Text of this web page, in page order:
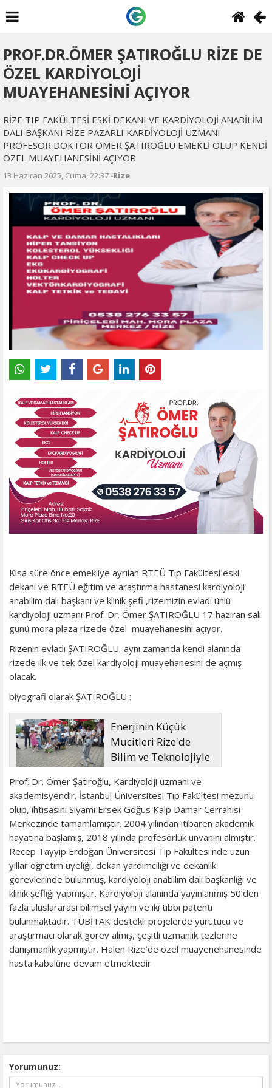
PROF.DR.ÖMER ŞATIROĞLU RİZE DE
ÖZEL KARDİYOLOJİ
MUAYEHANESİNİ AÇIYOR
RİZE TIP FAKÜLTESİ ESKİ DEKANI VE KARDİYOLOJİ ANABİLİM
DALI BAŞKANI RİZE PAZARLI KARDİYOLOJİ UZMANI
PROFESÖR DOKTOR ÖMER ŞATIROĞLU EMEKLİ OLUP KENDİ
ÖZEL MUAYEHANESİNİ AÇIYOR
13 Haziran 2025, Cuma, 22:37 -Rize
Kısa süre önce emekliye ayrılan RTEÜ Tıp Fakültesi eski
dekanı ve RTEÜ eğitim ve araştırma hastanesi kardiyoloji
anabilim dalı başkanı ve klinik şefi ,rizemizin evladı ünlü
kardiyoloji uzmanı Prof. Dr. Ömer ŞATIROĞLU 17 haziran salı
günü mora plaza rizede özel muayehanesini açıyor.
Rizenin evladı ŞATIROĞLU aynı zamanda kendi alanında
rizede ilk ve tek özel kardiyoloji muayehanesini de açmış
olacak.
biyografi olarak ŞATIROĞLU :
Enerjinin Küçük
Mucitleri Rize'de
Bilim ve Teknolojiyle
Buluştu
Prof. Dr. Ömer Şatıroğlu, Kardiyoloji uzmanı ve
akademisyendir. İstanbul Üniversitesi Tıp Fakültesi mezunu
olup, ihtisasını Siyami Ersek Göğüs Kalp Damar Cerrahisi
Merkezinde tamamlamıştır. 2004 yılından itibaren akademik
hayatına başlamış, 2018 yılında profesörlük unvanını almıştır.
Recep Tayyip Erdoğan Üniversitesi Tıp Fakültesi'nde uzun
yıllar öğretim üyeliği, dekan yardımcılığı ve dekanlık
görevlerinde bulunmuş, kardiyoloji anabilim dalı başkanlığı ve
klinik şefliği yapmıştır. Kardiyoloji alanında yayınlanmış 50’den
fazla uluslararası bilimsel yayını ve iki tıbbi patenti
bulunmaktadır. TÜBİTAK destekli projelerde yürütücü ve
araştırmacı olarak görev almış, çeşitli uzmanlık tezlerine
danışmanlık yapmıştır. Halen Rize’de özel muayenehanesinde
hasta kabulüne devam etmektedir
Yorumunuz: